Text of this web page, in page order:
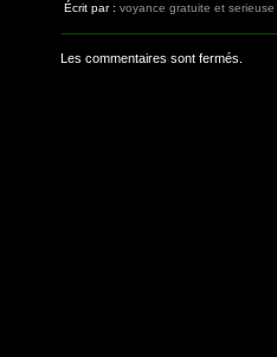
Écrit par : voyance gratuite et serieuse
Les commentaires sont fermés.